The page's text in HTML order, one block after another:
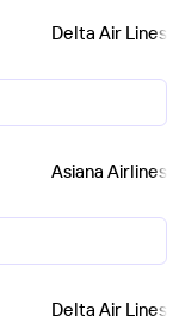
Delta Air Lines
Asiana Airlines
Delta Air Lines